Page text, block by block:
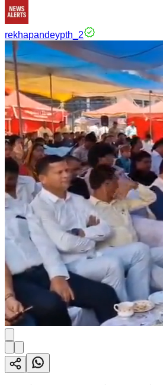
rekhapandeypth_2